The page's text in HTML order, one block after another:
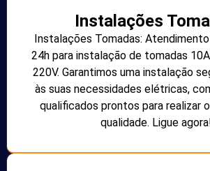
Instalações
Instalações Tomadas:
24h para instalação de tomadas
220V. Garantimos uma instalação
às suas necessidades elétricas,
qualificados prontos para realizar
qualidade. Ligue